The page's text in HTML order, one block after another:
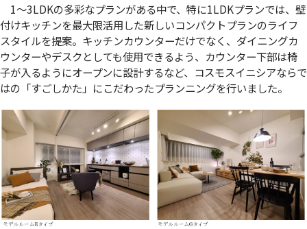
1～3LDKの多彩なプランがある中で、特に1LDKプランでは、壁
付けキッチンを最大限活用した新しいコンパクトプランのライフ
スタイルを提案。キッチンカウンターだけでなく、ダイニングカ
ウンターやデスクとしても使用できるよう、カウンター下部は椅
子が入るようにオープンに設計するなど、コスモスイニシアならで
はの「すごしかた」にこだわったプランニングを行いました。